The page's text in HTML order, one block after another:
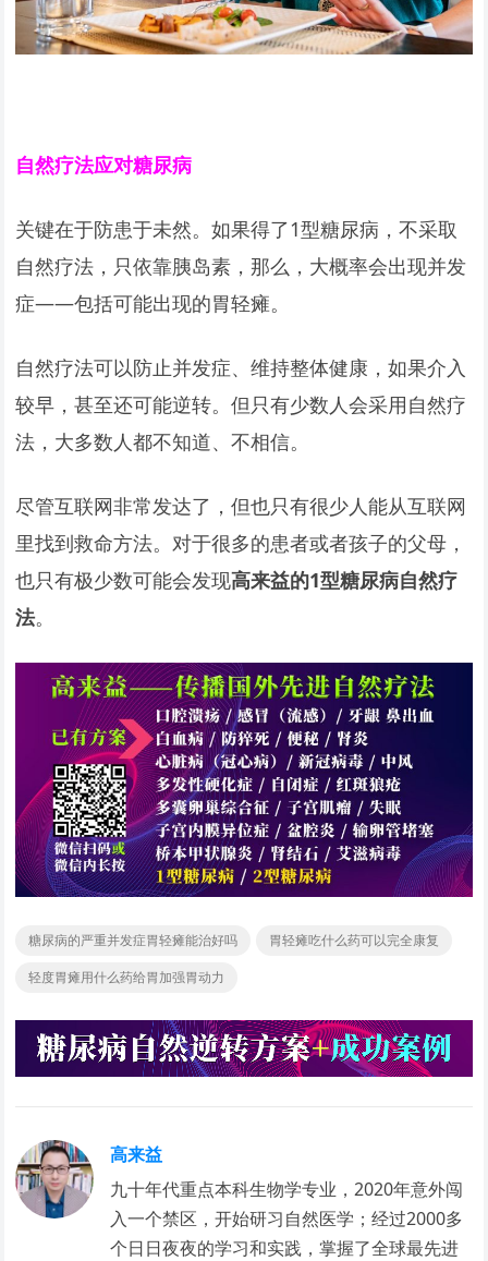
自然疗法应对糖尿病
关键在于防患于未然。如果得了1型糖尿病，不采取
自然疗法，只依靠胰岛素，那么，大概率会出现并发
症——包括可能出现的胃轻瘫。
自然疗法可以防止并发症、维持整体健康，如果介入
较早，甚至还可能逆转。但只有少数人会采用自然疗
法，大多数人都不知道、不相信。
尽管互联网非常发达了，但也只有很少人能从互联网
里找到救命方法。对于很多的患者或者孩子的父母，
也只有极少数可能会发现高来益的1型糖尿病自然疗
法。
糖尿病的严重并发症胃轻瘫能治好吗
胃轻瘫吃什么药可以完全康复
轻度胃瘫用什么药给胃加强胃动力
高来益
九十年代重点本科生物学专业，2020年意外闯
入一个禁区，开始研习自然医学；经过2000多
个日日夜夜的学习和实践，掌握了全球最先进